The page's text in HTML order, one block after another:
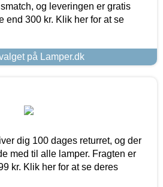
og leveringen er gratis
end 300 kr. Klik her for at se
på Lamper.dk
dig 100 dages returret, og der
med til alle lamper. Fragten er
kr. Klik her for at se deres